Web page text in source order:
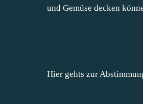
und Gemüse decken
Hier gehts zur